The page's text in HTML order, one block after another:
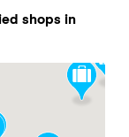
shops in